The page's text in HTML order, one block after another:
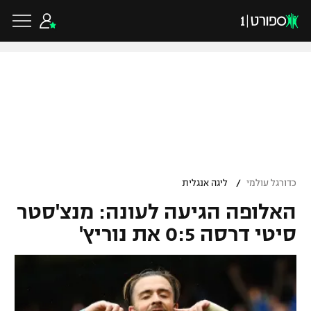
גביע הטוטו
גביע המדינה
ליגת האלופות
ליגה אירופית
כדורסל ישראלי
ליגת ווינר סל
ליגה לאומית
NBA
כדורגל עולמי / ליגה אנגלית
האלופה הגיעה לעונה: מנצ'סטר
סיטי דרסה 0:5 את נוריץ'